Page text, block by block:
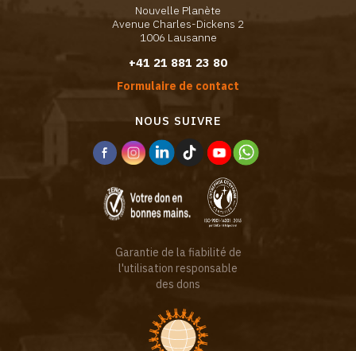
Nouvelle Planète
Avenue Charles-Dickens 2
1006 Lausanne
+41 21 881 23 80
Formulaire de contact
NOUS SUIVRE
Garantie de la fiabilité de
l'utilisation responsable
des dons